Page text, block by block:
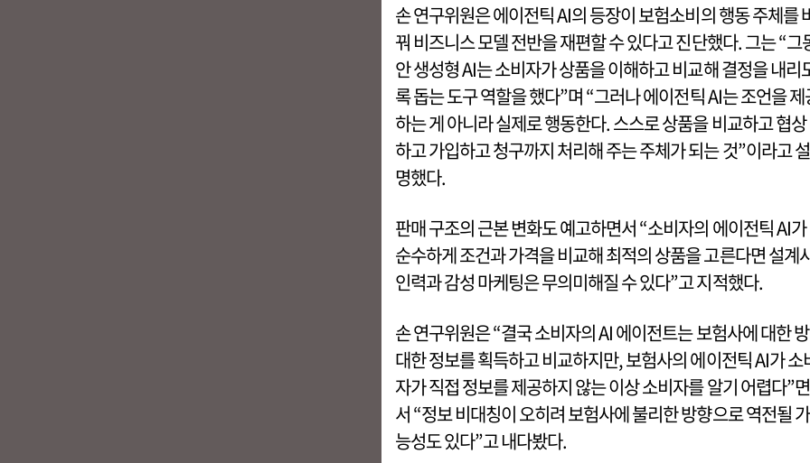
손 연구위원은 에이전틱 AI의 등장이 보험소비의 행동 주체를
꿔 비즈니스 모델 전반을 재편할 수 있다고 진단했다. 그는 “그
안 생성형 AI는 소비자가 상품을 이해하고 비교해 결정을 내리
록 돕는 도구 역할을 했다”며 “그러나 에이전틱 AI는 조언을 제
하는 게 아니라 실제로 행동한다. 스스로 상품을 비교하고 협상
하고 가입하고 청구까지 처리해 주는 주체가 되는 것”이라고 설
명했다.
판매 구조의 근본 변화도 예고하면서 “소비자의 에이전틱 AI가
순수하게 조건과 가격을 비교해 최적의 상품을 고른다면 설계
인력과 감성 마케팅은 무의미해질 수 있다”고 지적했다.
손 연구위원은 “결국 소비자의 AI 에이전트는 보험사에 대한 방
대한 정보를 획득하고 비교하지만, 보험사의 에이전틱 AI가 소
자가 직접 정보를 제공하지 않는 이상 소비자를 알기 어렵다”면
서 “정보 비대칭이 오히려 보험사에 불리한 방향으로 역전될 가
능성도 있다”고 내다봤다.